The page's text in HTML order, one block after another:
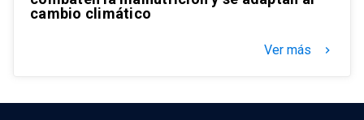
cambio climático
Ver más keyboard_arrow_right